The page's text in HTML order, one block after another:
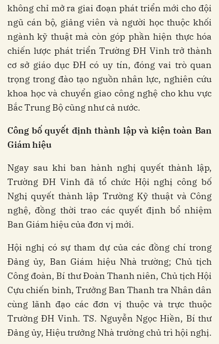
không chỉ mở ra giai đoạn phát triển mới cho đội
ngũ cán bộ, giảng viên và người học thuộc khối
ngành kỹ thuật mà còn góp phần hiện thực hóa
chiến lược phát triển Trường ĐH Vinh trở thành
cơ sở giáo dục ĐH có uy tín, đóng vai trò quan
trọng trong đào tạo nguồn nhân lực, nghiên cứu
khoa học và chuyển giao công nghệ cho khu vực
Bắc Trung Bộ cũng như cả nước.
Công bố quyết định thành lập và kiện toàn Ban
Giám hiệu
Ngay sau khi ban hành nghị quyết thành lập,
Trường ĐH Vinh đã tổ chức Hội nghị công bố
Nghị quyết thành lập Trường Kỹ thuật và Công
nghệ, đồng thời trao các quyết định bổ nhiệm
Ban Giám hiệu của đơn vị mới.
Hội nghị có sự tham dự của các đồng chí trong
Đảng ủy, Ban Giám hiệu Nhà trường; Chủ tịch
Công đoàn, Bí thư Đoàn Thanh niên, Chủ tịch Hội
Cựu chiến binh, Trưởng Ban Thanh tra Nhân dân
cùng lãnh đạo các đơn vị thuộc và trực thuộc
Trường ĐH Vinh. TS. Nguyễn Ngọc Hiền, Bí thư
Đảng ủy, Hiệu trưởng Nhà trường chủ trì hội nghị.